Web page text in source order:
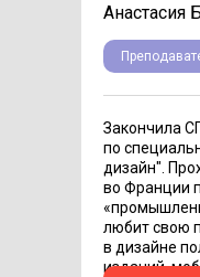
Анастасия
Закончила
по
дизайн"‎.
во Франции
любит свою
в дизайне
изданий,